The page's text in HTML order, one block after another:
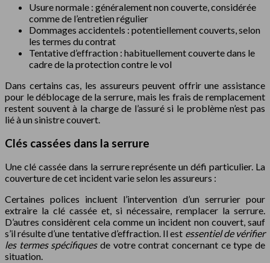
Usure normale : généralement non couverte, considérée
comme de l’entretien régulier
Dommages accidentels : potentiellement couverts, selon
les termes du contrat
Tentative d’effraction : habituellement couverte dans le
cadre de la protection contre le vol
Dans certains cas, les assureurs peuvent offrir une assistance
pour le déblocage de la serrure, mais les frais de remplacement
restent souvent à la charge de l’assuré si le problème n’est pas
lié à un sinistre couvert.
Clés cassées dans la serrure
Une clé cassée dans la serrure représente un défi particulier. La
couverture de cet incident varie selon les assureurs :
Certaines polices incluent l’intervention d’un serrurier pour
extraire la clé cassée et, si nécessaire, remplacer la serrure.
D’autres considèrent cela comme un incident non couvert, sauf
s’il résulte d’une tentative d’effraction. Il est essentiel de vérifier
les termes spécifiques de votre contrat concernant ce type de
situation.